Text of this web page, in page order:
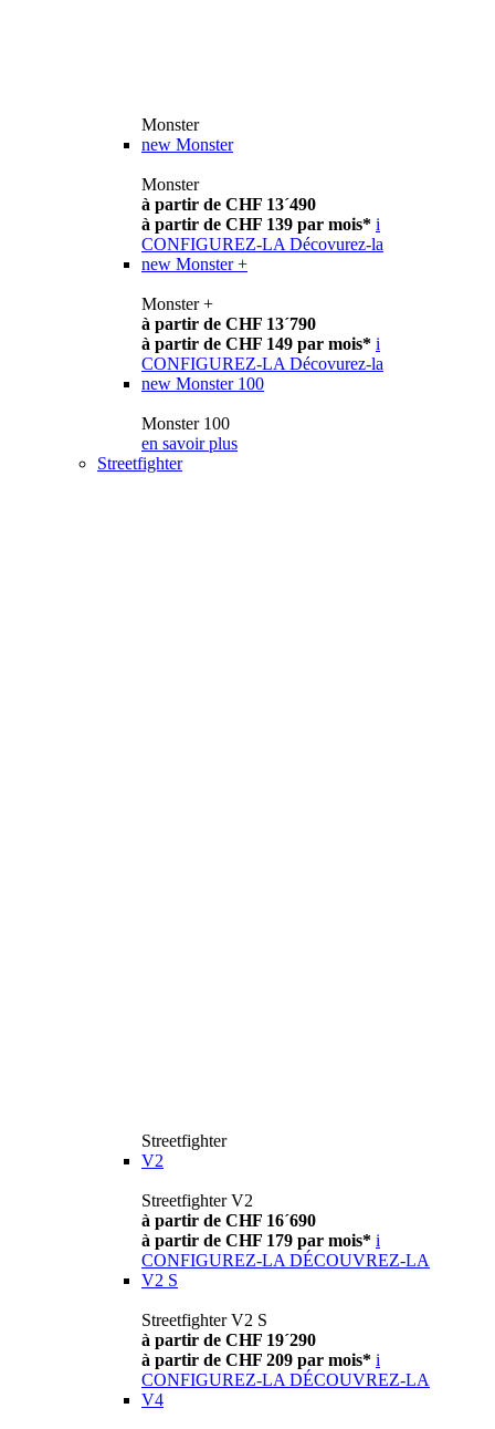
Monster
new Monster
Monster
à partir de CHF 13´490
à partir de CHF 139 par mois* i
CONFIGUREZ-LA Décovurez-la
new Monster +
Monster +
à partir de CHF 13´790
à partir de CHF 149 par mois* i
CONFIGUREZ-LA Décovurez-la
new Monster 100
Monster 100
en savoir plus
Streetfighter
Streetfighter
V2
Streetfighter V2
à partir de CHF 16´690
à partir de CHF 179 par mois* i
CONFIGUREZ-LA DÉCOUVREZ-LA
V2 S
Streetfighter V2 S
à partir de CHF 19´290
à partir de CHF 209 par mois* i
CONFIGUREZ-LA DÉCOUVREZ-LA
V4